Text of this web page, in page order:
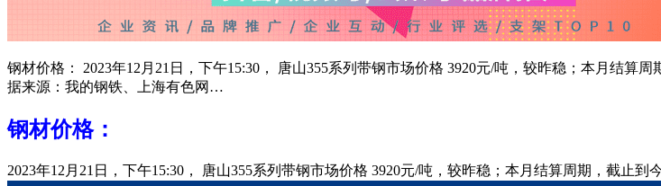
钢材价格： 2023年12月21日，下午15:30， 唐山355系列带钢市场价格 3920元/吨，较昨稳；本月结算
据来源：我的钢铁、上海有色网…
钢材价格：
2023年12月21日，下午15:30， 唐山355系列带钢市场价格 3920元/吨，较昨稳；本月结算周期，截止到